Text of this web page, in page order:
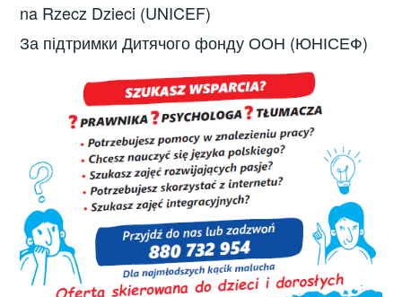
na Rzecz Dzieci (UNICEF)
За підтримки Дитячого фонду ООН (ЮНІСЕФ)